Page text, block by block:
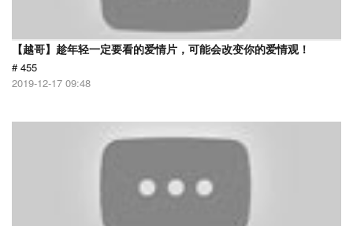
【越哥】趁年轻一定要看的爱情片，可能会改变你的爱情观！
# 455
2019-12-17 09:48